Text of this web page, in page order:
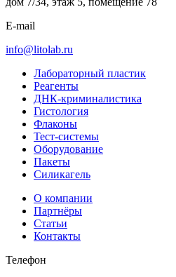
E-mail
info@litolab.ru
Лабораторный пластик
Реагенты
ДНК-криминалистика
Гистология
Флаконы
Тест-системы
Оборудование
Пакеты
Силикагель
О компании
Партнёры
Статьи
Контакты
Телефон